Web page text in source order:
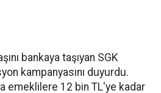
bankaya taşıyan SGK
kampanyasını duyurdu.
emeklilere 12 bin TL'ye kadar